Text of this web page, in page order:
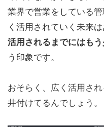
業界で営業をしている
く活用されていく未来
活用されるまでにはも
う印象です。
おそらく、広く活用さ
井付けてるんでしょう。